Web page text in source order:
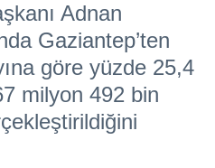
Adnan
Gaziantep’ten
göre yüzde 25,4
milyon 492 bin